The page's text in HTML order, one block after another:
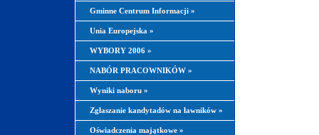
Gminne Centrum Informacji »
Unia Europejska »
WYBORY 2006 »
NABÓR PRACOWNIKÓW »
Wyniki naboru »
Zgłaszanie kandytadów na ławników »
Oświadczenia majątkowe »